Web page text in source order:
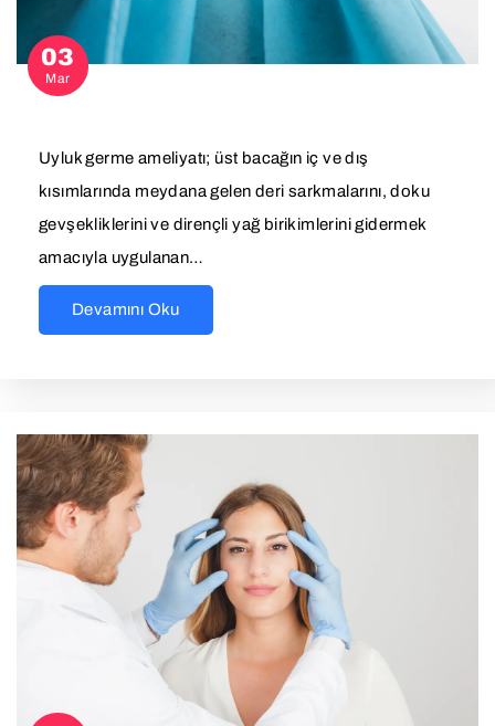
03
Mar
Uyluk germe ameliyatı; üst bacağın iç ve dış
kısımlarında meydana gelen deri sarkmalarını, doku
gevşekliklerini ve dirençli yağ birikimlerini gidermek
amacıyla uygulanan…
Devamını Oku